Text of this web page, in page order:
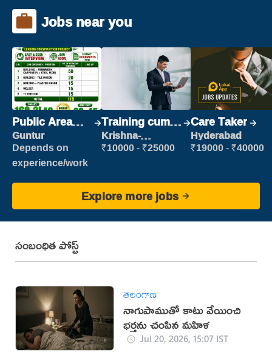
Jobs near you
Public Area
Cleaner
Guntur
Depends on
experience/work
Training cum
Placement
Krishna-
vijayawada
₹10000 - ₹25000
Care Taker
Hyderabad
₹19000 - ₹40000
Explore more jobs
సంబంధిత పోస్ట్
తెలంగాణ
నాగుపాముతో కాటు వేయించి
భర్తను చంపిన మహిళ
Jul 20, 2026, 15:07 IST